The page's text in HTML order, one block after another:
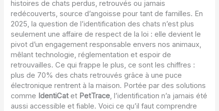
histoires de chats perdus, retrouvés ou jamais
redécouverts, source d’angoisse pour tant de familles. En
2025, la question de l’identification des chats n’est plus
seulement une affaire de respect de la loi : elle devient le
pivot d’un engagement responsable envers nos animaux,
mêlant technologie, réglementation et espoir de
retrouvailles. Ce qui frappe le plus, ce sont les chiffres :
plus de 70% des chats retrouvés grâce à une puce
électronique rentrent à la maison. Portée par des solutions
comme IdentiCatet PetTrace, l’identification n’a jamais été
aussi accessible et fiable. Voici ce qu’il faut comprendre